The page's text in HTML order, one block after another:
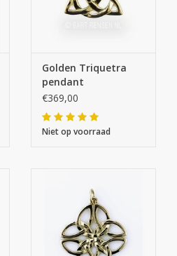
Golden Triquetra
pendant
€369,00
Niet op voorraad